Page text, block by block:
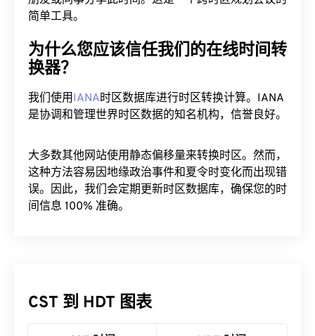
简单工具。
为什么您应该信任我们的在线时间转
换器？
我们使用IANA时区数据库进行时区转换计算。IANA
是协调和管理世界时区数据的知名机构，信誉良好。
大多数其他网站使用静态偏移量来转换时区。然而，
这种方法容易因地缘政治事件和夏令时变化而出现错
误。因此，我们会定期更新时区数据库，确保您的时
间信息 100% 准确。
CST 到 HDT 图表